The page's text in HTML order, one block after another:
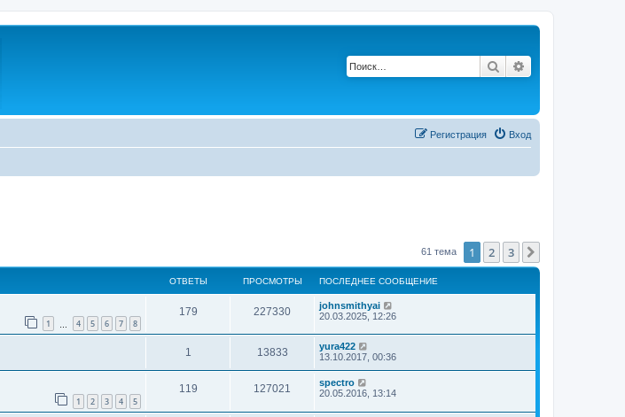
Поиск
Вход
Регистрация
61 тема 1 2 3
ОТВЕТЫ ПРОСМОТРЫ ПОСЛЕДНЕЕ СООБЩЕНИЕ
1 4 5 6 7 8
179 227330
johnsmithyai
20.03.2025, 12:26
1 13833
yura422
13.10.2017, 00:36
1 2 3 4 5
119 127021
spectro
20.05.2016, 13:14